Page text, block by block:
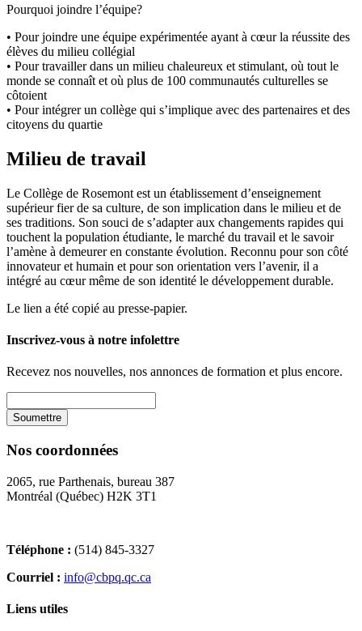
Pourquoi joindre l’équipe?
• Pour joindre une équipe expérimentée ayant à cœur la réussite des
élèves du milieu collégial
• Pour travailler dans un milieu chaleureux et stimulant, où tout le
monde se connaît et où plus de 100 communautés culturelles se
côtoient
• Pour intégrer un collège qui s’implique avec des partenaires et des
citoyens du quartie
Milieu de travail
Le Collège de Rosemont est un établissement d’enseignement
supérieur fier de sa culture, de son implication dans le milieu et de
ses traditions. Son souci de s’adapter aux changements rapides qui
touchent la population étudiante, le marché du travail et le savoir
l’amène à demeurer en constante évolution. Reconnu pour son côté
innovateur et humain et pour son orientation vers l’avenir, il a
intégré au cœur même de son identité le développement durable.
Le lien a été copié au presse-papier.
Inscrivez-vous à notre infolettre
Recevez nos nouvelles, nos annonces de formation et plus encore.
Nos coordonnées
2065, rue Parthenais, bureau 387
Montréal (Québec) H2K 3T1
Téléphone : (514) 845-3327
Courriel : info@cbpq.qc.ca
Liens utiles